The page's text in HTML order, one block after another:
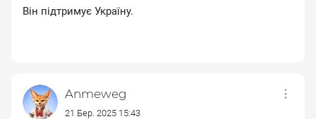
Він підтримує Україну.
Anmeweg
21 Бер. 2025 15:43